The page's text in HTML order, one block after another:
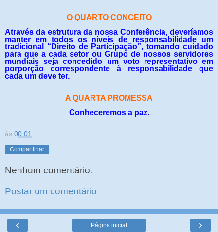
O QUARTO CONCEITO
Através da estrutura da nossa Conferência, deveríamos
manter em todos os níveis de responsabilidade um
tradicional “Direito de Participação”, tomando cuidado
para que a cada setor ou Grupo de nossos servidores
mundiais seja concedido um voto representativo em
porporção correspondente à responsabilidade que
cada um deve ter.
A QUARTA PROMESSA
Conheceremos a paz.
às 00:01
Compartilhar
Nenhum comentário:
Postar um comentário
‹ ›
Página inicial